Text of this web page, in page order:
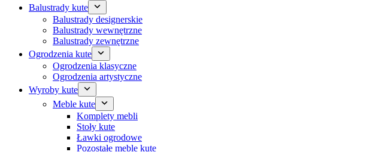
Balustrady kute
Balustrady designerskie
Balustrady wewnętrzne
Balustrady zewnętrzne
Ogrodzenia kute
Ogrodzenia klasyczne
Ogrodzenia artystyczne
Wyroby kute
Meble kute
Komplety mebli
Stoły kute
Ławki ogrodowe
Pozostałe meble kute